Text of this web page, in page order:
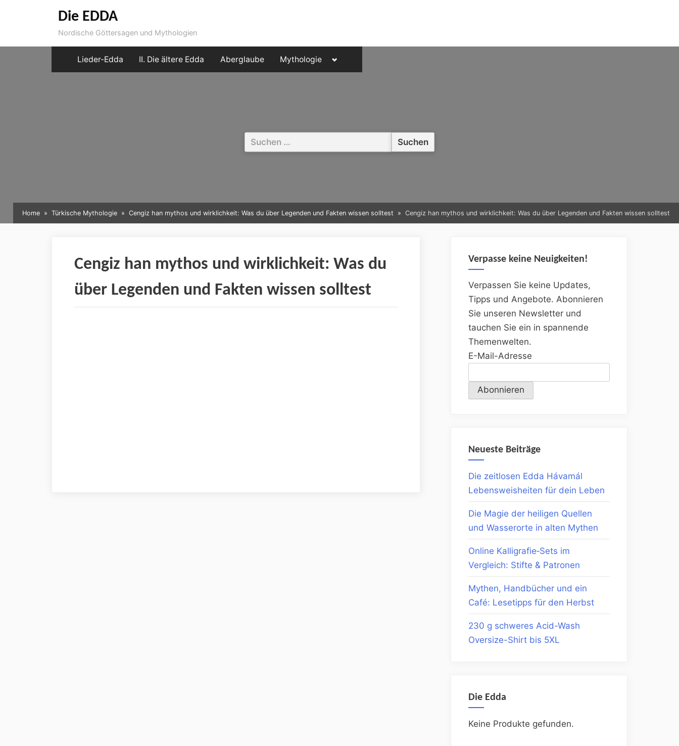
Die EDDA
Nordische Göttersagen und Mythologien
Lieder-Edda II. Die ältere Edda Aberglaube Mythologie
Toggle
menu
Suchen
nach:
Home Türkische Mythologie Cengiz han mythos und wirklichkeit: Was du über Legenden und Fakten wissen solltest Cengiz han mythos und wirklichkeit: Was du über Legenden und Fakten wissen solltest
Cengiz han mythos und wirklichkeit: Was du
über Legenden und Fakten wissen solltest
Verpasse keine Neuigkeiten!
Verpassen Sie keine Updates,
Tipps und Angebote. Abonnieren
Sie unseren Newsletter und
tauchen Sie ein in spannende
Themenwelten.
E-Mail-Adresse
Neueste Beiträge
Die zeitlosen Edda Hávamál
Lebensweisheiten für dein Leben
Die Magie der heiligen Quellen
und Wasserorte in alten Mythen
Online Kalligrafie‑Sets im
Vergleich: Stifte & Patronen
Mythen, Handbücher und ein
Café: Lesetipps für den Herbst
230 g schweres Acid-Wash
Oversize-Shirt bis 5XL
Die Edda
Keine Produkte gefunden.